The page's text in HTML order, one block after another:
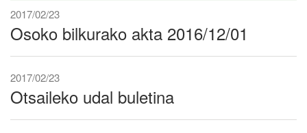
2017/02/23
Osoko bilkurako akta 2016/12/01
2017/02/23
Otsaileko udal buletina